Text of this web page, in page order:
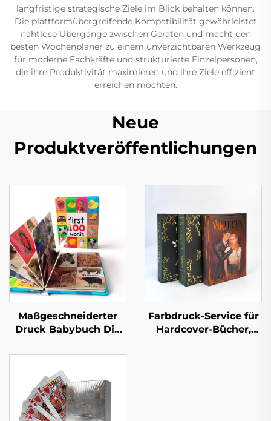
langfristige strategische Ziele im Blick behalten können.
Die plattformübergreifende Kompatibilität gewährleistet
nahtlose Übergänge zwischen Geräten und macht den
besten Wochenplaner zu einem unverzichtbaren Werkzeug
für moderne Fachkräfte und strukturierte Einzelpersonen,
die ihre Produktivität maximieren und ihre Ziele effizient
erreichen möchten.
Neue
Produktveröffentlichungen
Maßgeschneiderter
Druck Babybuch Die
Wörter Lern-
Pappbilderbuch mit
Hartdeckel
Farbdruck-Service für
Hardcover-Bücher,